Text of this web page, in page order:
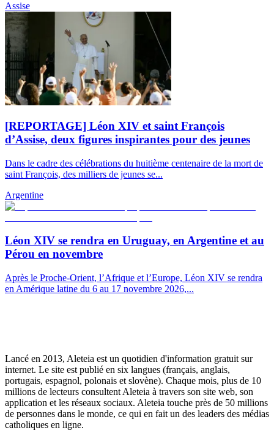
Assise
[REPORTAGE] Léon XIV et saint François
d’Assise, deux figures inspirantes pour des jeunes
Dans le cadre des célébrations du huitième centenaire de la mort de
saint François, des milliers de jeunes se...
Argentine
Léon XIV se rendra en Uruguay, en Argentine et au
Pérou en novembre
Après le Proche-Orient, l’Afrique et l’Europe, Léon XIV se rendra
en Amérique latine du 6 au 17 novembre 2026,...
Lancé en 2013, Aleteia est un quotidien d'information gratuit sur
internet. Le site est publié en six langues (français, anglais,
portugais, espagnol, polonais et slovène). Chaque mois, plus de 10
millions de lecteurs consultent Aleteia à travers son site web, son
application et les réseaux sociaux. Aleteia touche près de 50 millions
de personnes dans le monde, ce qui en fait un des leaders des médias
catholiques en ligne.